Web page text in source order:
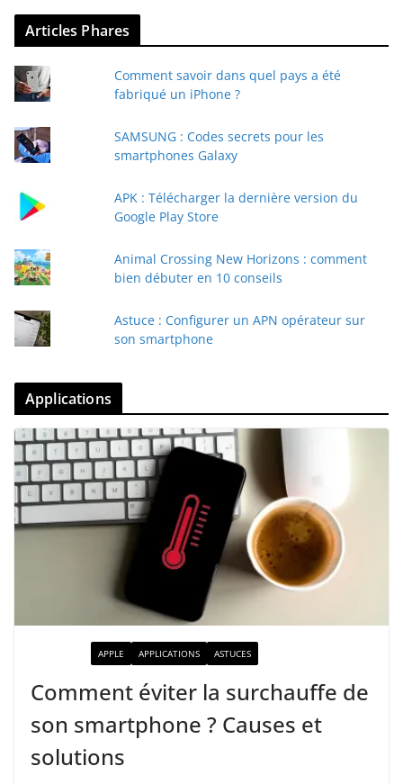
Articles Phares
Comment savoir dans quel pays a été
fabriqué un iPhone ?
SAMSUNG : Codes secrets pour les
smartphones Galaxy
APK : Télécharger la dernière version du
Google Play Store
Animal Crossing New Horizons : comment
bien débuter en 10 conseils
Astuce : Configurer un APN opérateur sur
son smartphone
Applications
APPLE APPLICATIONS ASTUCES
Comment éviter la surchauffe de
son smartphone ? Causes et
solutions